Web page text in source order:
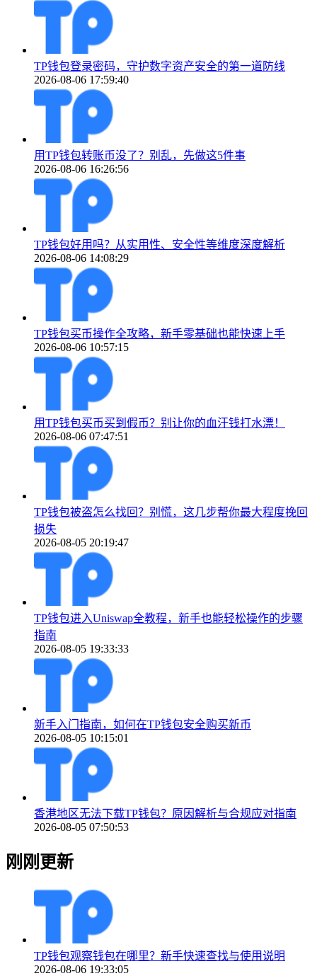
TP钱包登录密码，守护数字资产安全的第一道防线
2026-08-06 17:59:40
用TP钱包转账币没了？别乱，先做这5件事
2026-08-06 16:26:56
TP钱包好用吗？从实用性、安全性等维度深度解析
2026-08-06 14:08:29
TP钱包买币操作全攻略，新手零基础也能快速上手
2026-08-06 10:57:15
用TP钱包买币买到假币？别让你的血汗钱打水漂！
2026-08-06 07:47:51
TP钱包被盗怎么找回？别慌，这几步帮你最大程度挽回
损失
2026-08-05 20:19:47
TP钱包进入Uniswap全教程，新手也能轻松操作的步骤
指南
2026-08-05 19:33:33
新手入门指南，如何在TP钱包安全购买新币
2026-08-05 10:15:01
香港地区无法下载TP钱包？原因解析与合规应对指南
2026-08-05 07:50:53
刚刚更新
TP钱包观察钱包在哪里？新手快速查找与使用说明
2026-08-06 19:33:05